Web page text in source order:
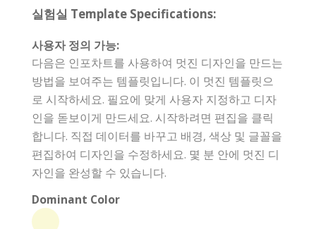
실험실 Template Specifications:
사용자 정의 가능:
다음은 인포차트를 사용하여 멋진 디자인을 만드는
방법을 보여주는 템플릿입니다. 이 멋진 템플릿으
로 시작하세요. 필요에 맞게 사용자 지정하고 디자
인을 돋보이게 만드세요. 시작하려면 편집을 클릭
합니다. 직접 데이터를 바꾸고 배경, 색상 및 글꼴을
편집하여 디자인을 수정하세요. 몇 분 안에 멋진 디
자인을 완성할 수 있습니다.
Dominant Color